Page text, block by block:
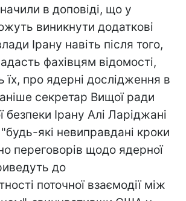
в доповіді, що у
виникнути додаткові
Ірану навіть після того,
фахівцям відомості,
їх, про ядерні дослідження в
секретар Вищої ради
безпеки Ірану Алі Ларіджані
які невиправдані кроки
переговорів щодо ядерної
до
поточної взаємодії між